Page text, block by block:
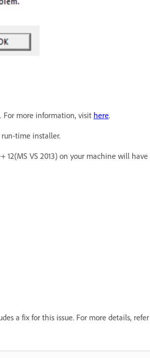
For more information, visit here.
time installer.
12(MS VS 2013) on your machine will
a fix for this issue. For more details,